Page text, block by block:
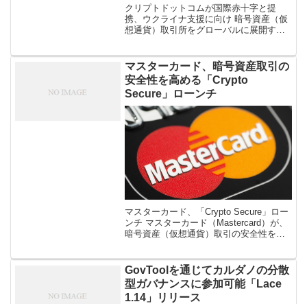
クリプトドットコムが国際赤十字と提
携、ウクライナ支援に向け 暗号資産（仮
想通貨）取引所をグローバルに展開する
ライナを支援することが3月25 […]
マスターカード、暗号資産取引の
安全性を高める「Crypto
Secure」ローンチ
マスターカード、「Crypto Secure」ロー
ンチ マスターカード（Mastercard）が、
暗号資産（仮想通貨）取引の安全性を高
[…]
GovToolを通じてカルダノの分散
型ガバナンスに参加可能「Lace
1.14」リリース